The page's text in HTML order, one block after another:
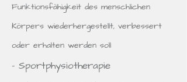
Funktionsfähigkeit des menschlichen
Körpers wiederhergestellt, verbessert
oder erhalten werden soll
- Sportphysiotherapie